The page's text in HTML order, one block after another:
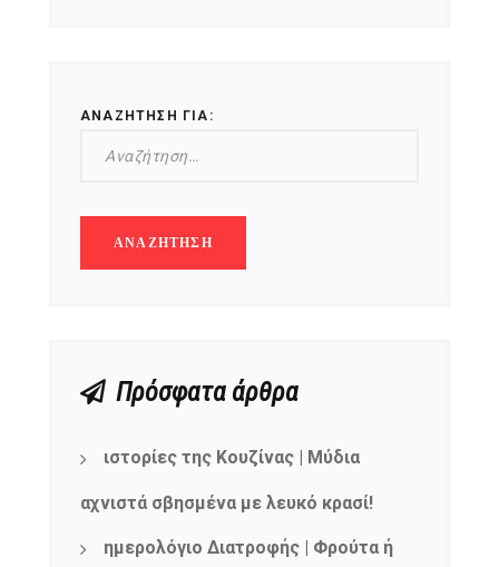
ΑΝΑΖΉΤΗΣΗ ΓΙΑ:
Πρόσφατα άρθρα
ιστορίες της Κουζίνας | Μύδια
αχνιστά σβησμένα με λευκό κρασί!
ημερολόγιο Διατροφής | Φρούτα ή